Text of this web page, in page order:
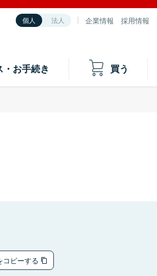
個人 法人 企業情報 採用情報
お手続き 買う
コピーする